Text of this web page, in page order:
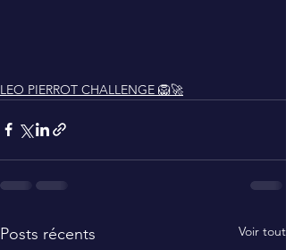
LEO PIERROT CHALLENGE 🦁🚀
Posts récents Voir tout